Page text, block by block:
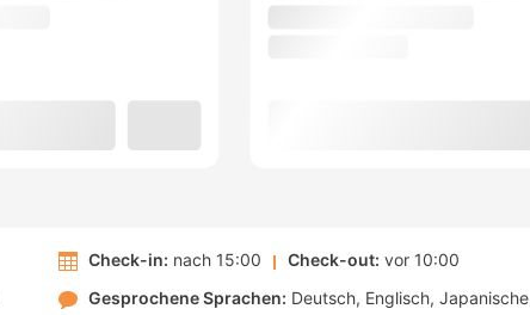
Check-in: nach 15:00 Check-out: vor 10:00
Gesprochene Sprachen: Deutsch Englisch Japanische